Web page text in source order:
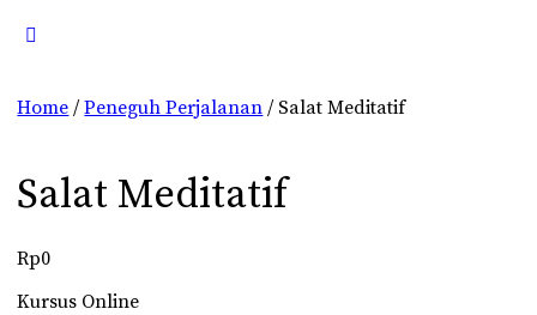
Home /Peneguh Perjalanan / Salat Meditatif
Salat Meditatif
Rp0
Kursus Online